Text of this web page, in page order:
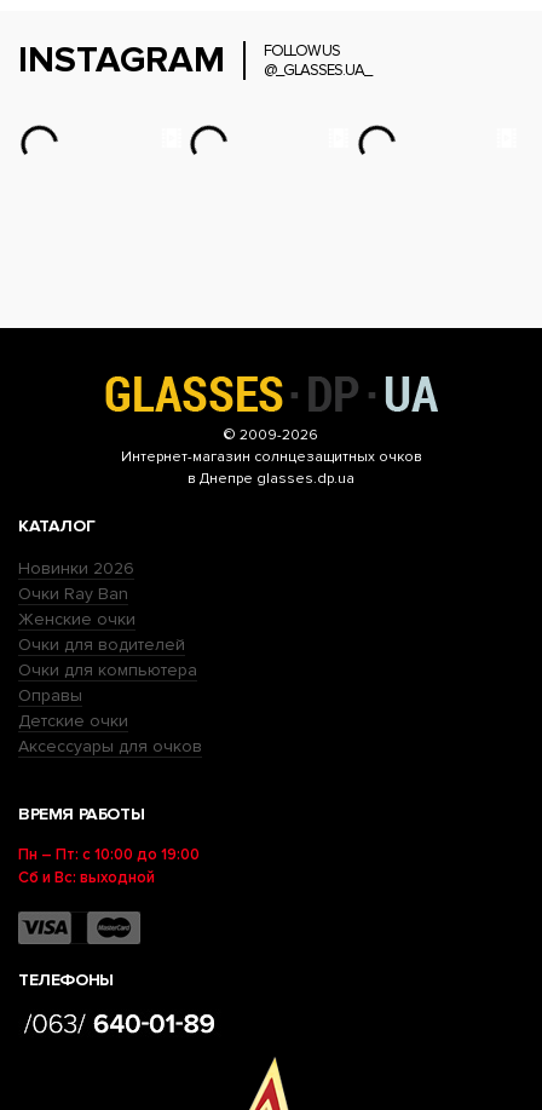
INSTAGRAM
FOLLOW US
@_GLASSES.UA_
© 2009-2026
Интернет-магазин солнцезащитных очков
в Днепре glasses.dp.ua
КАТАЛОГ
Новинки 2026
Очки Ray Ban
Женские очки
Очки для водителей
Очки для компьютера
Оправы
Детские очки
Аксессуары для очков
ВРЕМЯ РАБОТЫ
Пн – Пт: с 10:00 до 19:00
Сб и Вс: выходной
ТЕЛЕФОНЫ